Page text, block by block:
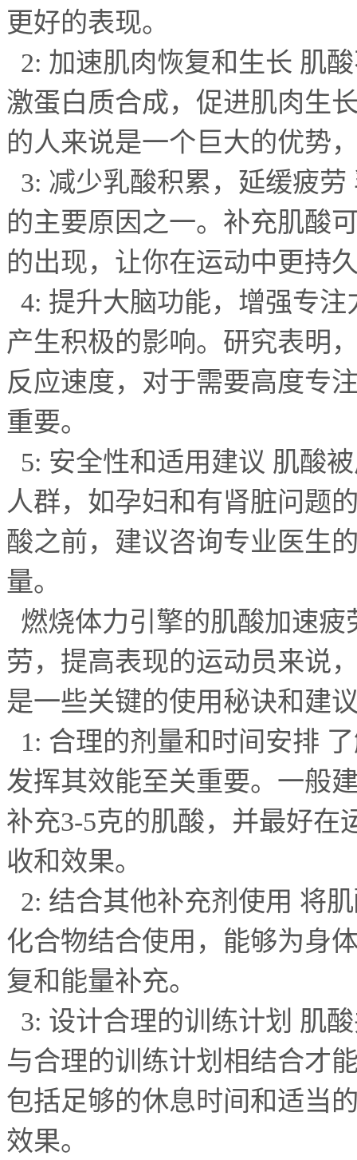
更好的表现。
2: 加速肌肉恢复和生长 肌
激蛋白质合成，促进肌肉生
的人来说是一个巨大的优势
3: 减少乳酸积累，延缓疲
的主要原因之一。补充肌酸
的出现，让你在运动中更持
4: 提升大脑功能，增强专
产生积极的影响。研究表明
反应速度，对于需要高度专
重要。
5: 安全性和适用建议 肌酸
人群，如孕妇和有肾脏问题
酸之前，建议咨询专业医生
量。
燃烧体力引擎的肌酸加速
劳，提高表现的运动员来说
是一些关键的使用秘诀和建
1: 合理的剂量和时间安排
发挥其效能至关重要。一般
补充3-5克的肌酸，并最好在
收和效果。
2: 结合其他补充剂使用 将
化合物结合使用，能够为身
复和能量补充。
3: 设计合理的训练计划 肌
与合理的训练计划相结合才
包括足够的休息时间和适当
效果。